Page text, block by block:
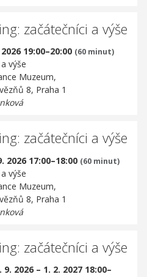
začátečníci a výše
19:00–20:00 (60 minut)
výše
Muzeum,
8, Praha 1
začátečníci a výše
2026 17:00–18:00 (60 minut)
výše
Muzeum,
8, Praha 1
začátečníci a výše
2026 – 1. 2. 2027 18:00–